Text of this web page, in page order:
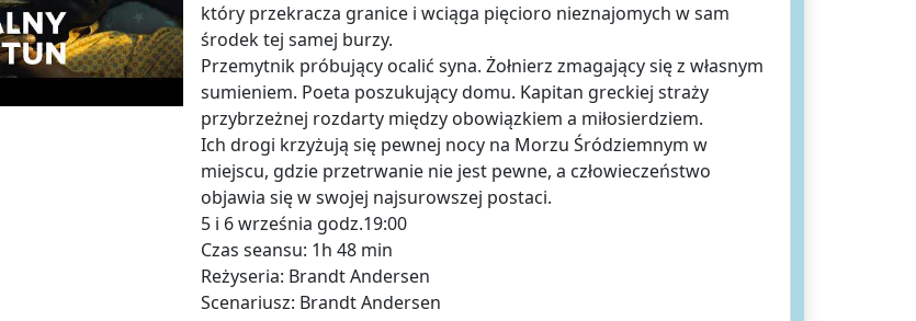
który przekracza granice i wciąga pięcioro nieznajomych w sam
środek tej samej burzy.
Przemytnik próbujący ocalić syna. Żołnierz zmagający się z własnym
sumieniem. Poeta poszukujący domu. Kapitan greckiej straży
przybrzeżnej rozdarty między obowiązkiem a miłosierdziem.
Ich drogi krzyżują się pewnej nocy na Morzu Śródziemnym w
miejscu, gdzie przetrwanie nie jest pewne, a człowieczeństwo
objawia się w swojej najsurowszej postaci.
5 i 6 września godz.19:00
Czas seansu: 1h 48 min
Reżyseria: Brandt Andersen
Scenariusz: Brandt Andersen